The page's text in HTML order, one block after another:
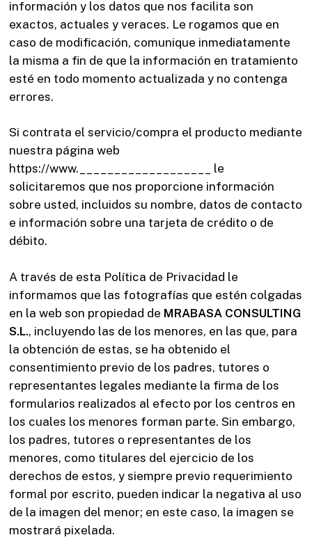
información y los datos que nos facilita son
exactos, actuales y veraces. Le rogamos que en
caso de modificación, comunique inmediatamente
la misma a fin de que la información en tratamiento
esté en todo momento actualizada y no contenga
errores.
Si contrata el servicio/compra el producto mediante
nuestra página web
https://www.___________________ le
solicitaremos que nos proporcione información
sobre usted, incluidos su nombre, datos de contacto
e información sobre una tarjeta de crédito o de
débito.
A través de esta Política de Privacidad le
informamos que las fotografías que estén colgadas
en la web son propiedad de MRABASA CONSULTING
S.L., incluyendo las de los menores, en las que, para
la obtención de estas, se ha obtenido el
consentimiento previo de los padres, tutores o
representantes legales mediante la firma de los
formularios realizados al efecto por los centros en
los cuales los menores forman parte. Sin embargo,
los padres, tutores o representantes de los
menores, como titulares del ejercicio de los
derechos de estos, y siempre previo requerimiento
formal por escrito, pueden indicar la negativa al uso
de la imagen del menor; en este caso, la imagen se
mostrará pixelada.